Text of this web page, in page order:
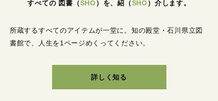
すべての 図書 （SHO） を、紹 （SHO） 介します。
所蔵するすべてのアイテムが一堂に。 知の殿堂・石川県立図
書館で、人生を1ページめくってください。
詳しく知る